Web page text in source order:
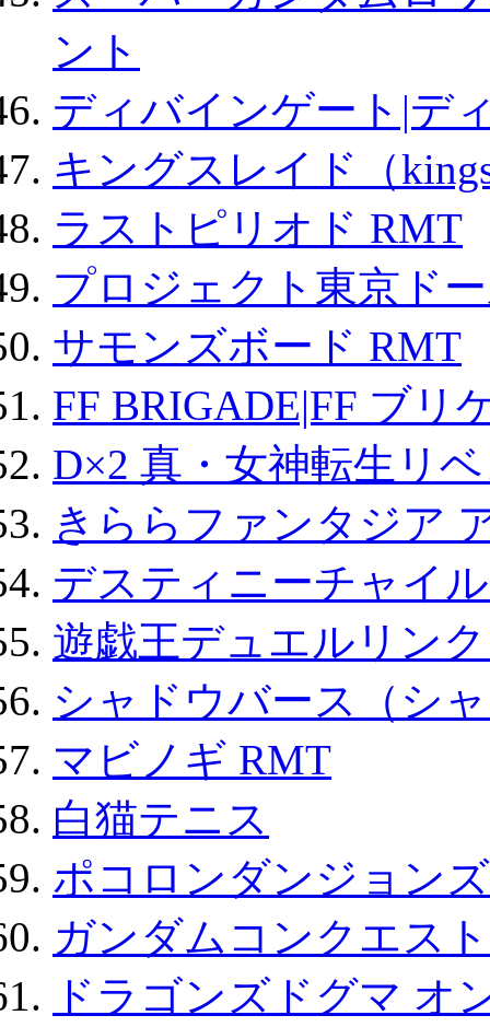
ント
ディバインゲート|デ
キングスレイド（
ラストピリオド RMT
プロジェクト東京ド
サモンズボード RMT
FF BRIGADE|FF ブリ
D×2 真・女神転生リ
きららファンタジア
デスティニーチャイ
遊戯王デュエルリン
シャドウバース（シ
マビノギ RMT
白猫テニス
ポコロンダンジョン
ガンダムコンクエスト
ドラゴンズドグマ オ